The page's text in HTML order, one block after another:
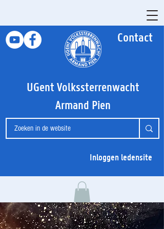
Contact
UGent Volkssterrenwacht
Armand Pien
Inloggen ledensite